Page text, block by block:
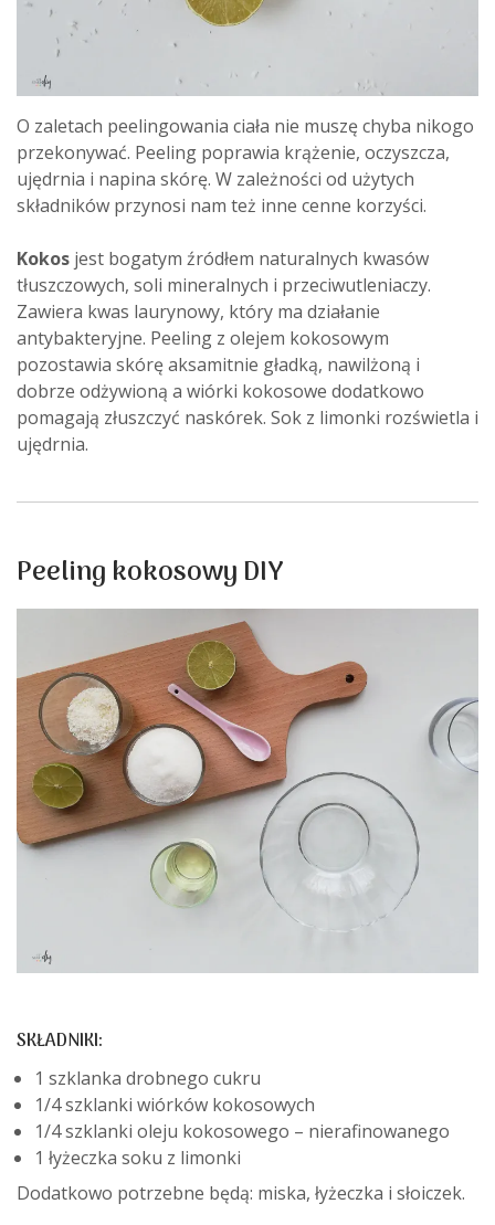
O zaletach peelingowania ciała nie muszę chyba nikogo
przekonywać. Peeling poprawia krążenie, oczyszcza,
ujędrnia i napina skórę. W zależności od użytych
składników przynosi nam też inne cenne korzyści.
Kokos jest bogatym źródłem naturalnych kwasów
tłuszczowych, soli mineralnych i przeciwutleniaczy.
Zawiera kwas laurynowy, który ma działanie
antybakteryjne. Peeling z olejem kokosowym
pozostawia skórę aksamitnie gładką, nawilżoną i
dobrze odżywioną a wiórki kokosowe dodatkowo
pomagają złuszczyć naskórek. Sok z limonki rozświetla i
ujędrnia.
Peeling kokosowy DIY
SKŁADNIKI:
1 szklanka drobnego cukru
1/4 szklanki wiórków kokosowych
1/4 szklanki oleju kokosowego – nierafinowanego
1 łyżeczka soku z limonki
Dodatkowo potrzebne będą: miska, łyżeczka i słoiczek.